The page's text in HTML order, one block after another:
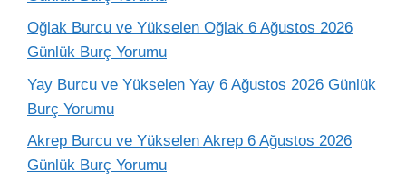
Oğlak Burcu ve Yükselen Oğlak 6 Ağustos 2026
Günlük Burç Yorumu
Yay Burcu ve Yükselen Yay 6 Ağustos 2026 Günlük
Burç Yorumu
Akrep Burcu ve Yükselen Akrep 6 Ağustos 2026
Günlük Burç Yorumu